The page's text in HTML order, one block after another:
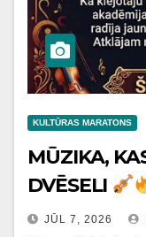
KULTŪRAS MARATONS
MŪZIKA,
DVĒSELI
JŪL 7, 2026